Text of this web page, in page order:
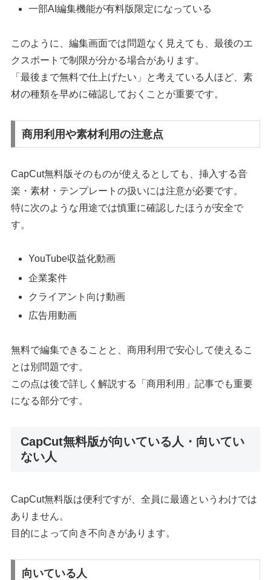
一部AI編集機能が有料版限定になっている
このように、編集画面では問題なく見えても、最後のエ
クスポートで制限が分かる場合があります。
「最後まで無料で仕上げたい」と考えている人ほど、素
材の種類を早めに確認しておくことが重要です。
商用利用や素材利用の注意点
CapCut無料版そのものが使えるとしても、挿入する音
楽・素材・テンプレートの扱いには注意が必要です。
特に次のような用途では慎重に確認したほうが安全で
す。
YouTube収益化動画
企業案件
クライアント向け動画
広告用動画
無料で編集できることと、商用利用で安心して使えるこ
とは別問題です。
この点は後で詳しく解説する「商用利用」記事でも重要
になる部分です。
CapCut無料版が向いている人・向いてい
ない人
CapCut無料版は便利ですが、全員に最適というわけでは
ありません。
目的によって向き不向きがあります。
向いている人